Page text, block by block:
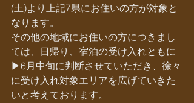
(土)より上記7県にお住いの方が対象と
なります。
その他の地域にお住いの方につきまし
ては、日帰り、宿泊の受け入れともに
▶︎6月中旬に判断させていただき、徐々
に受け入れ対象エリアを広げていきた
いと考えております。